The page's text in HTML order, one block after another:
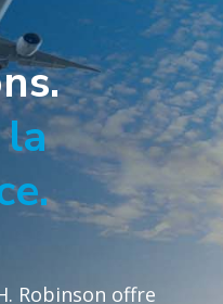
la
Robinson offre